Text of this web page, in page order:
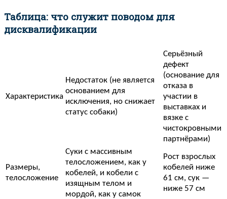
Таблица: что служит поводом для
дисквалификации
Характеристика
Недостаток (не является
основанием для
исключения, но снижает
статус собаки)
Серьёзный
дефект
(основание для
отказа в
участии в
выставках и
вязке с
чистокровными
партнёрами)
Размеры,
телосложение
Суки с массивным
телосложением, как у
кобелей, и кобели с
изящным телом и
мордой, как у самок
Рост взрослых
кобелей ниже
61 см, сук —
ниже 57 см